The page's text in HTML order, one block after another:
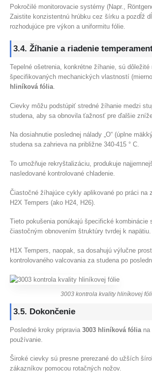
Pokročilé monitorovacie systémy (Napr.,
Zaistite konzistentnú hrúbku cez šírku a pozdĺž
rozhodujúce pre výkon a uniformitu fólie.
3.4. Žíhanie a riadenie
Tepelné ošetrenia, konkrétne žíhanie, sú dôležité
špecifikovaných mechanických vlastností
hliníková fólia.
Cievky môžu podstúpiť stredné žíhanie medzi
studena, aby sa obnovila ťažnosť pre ďalšie
Na dosiahnutie poslednej nálady „O“ (úplne
studena sa zahrieva na približne 340-415 ° C.
To umožňuje rekryštalizáciu, produkuje
nasledované kontrolované chladenie.
Čiastočné žíhajúce cykly aplikované po práci na
H2X Tempers (ako H24, H26).
Tieto pokušenia ponúkajú špecifické kombinácie
čiastočným obnovením štruktúry tvrdej k napätiu.
H1X Tempers, naopak, sa dosahujú výlučne
kontrolovaného valcovania za studena po
3003 kontrola kvality hliníkovej
3.5. Dokončenie
Posledné kroky pripravia 3003 hliníková fólia na
používanie.
Široké cievky sú presne prerezané do užších
zákazníkov pomocou rotačných nožov.